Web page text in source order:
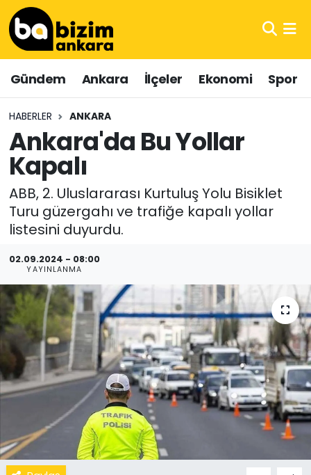
Gündem Ankara İlçeler Ekonomi Spor
HABERLER ANKARA
Ankara'da Bu Yollar
Kapalı
ABB, 2. Uluslararası Kurtuluş Yolu Bisiklet
Turu güzergahı ve trafiğe kapalı yollar
listesini duyurdu.
02.09.2024 - 08:00
YAYINLANMA
Hava Durumu
Trafik Durumu
Süper Lig Puan Durumu ve Fikstür
Tüm Manşetler
Son Dakika Haberleri
Haber Arşivi